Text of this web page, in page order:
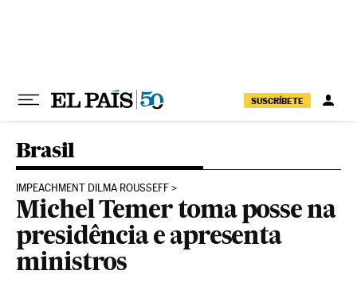
SUSCRÍBETE
Brasil
IMPEACHMENT DILMA ROUSSEFF
Michel Temer toma posse na
presidência e apresenta
ministros